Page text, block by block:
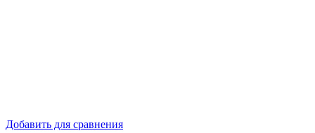
Добавить для сравнения